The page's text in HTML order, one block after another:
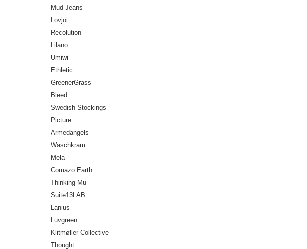
Mud Jeans
Lovjoi
Recolution
Lilano
Umiwi
Ethletic
GreenerGrass
Bleed
Swedish Stockings
Picture
Armedangels
Waschkram
Mela
Comazo Earth
Thinking Mu
Suite13LAB
Lanius
Luvgreen
Klitmøller Collective
Thought